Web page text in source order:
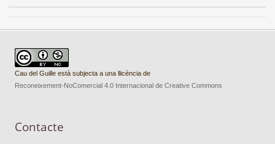
Cau del Guille està subjecta a una llicència de
Reconeixement-NoComercial 4.0 Internacional de Creative Commons
Contacte